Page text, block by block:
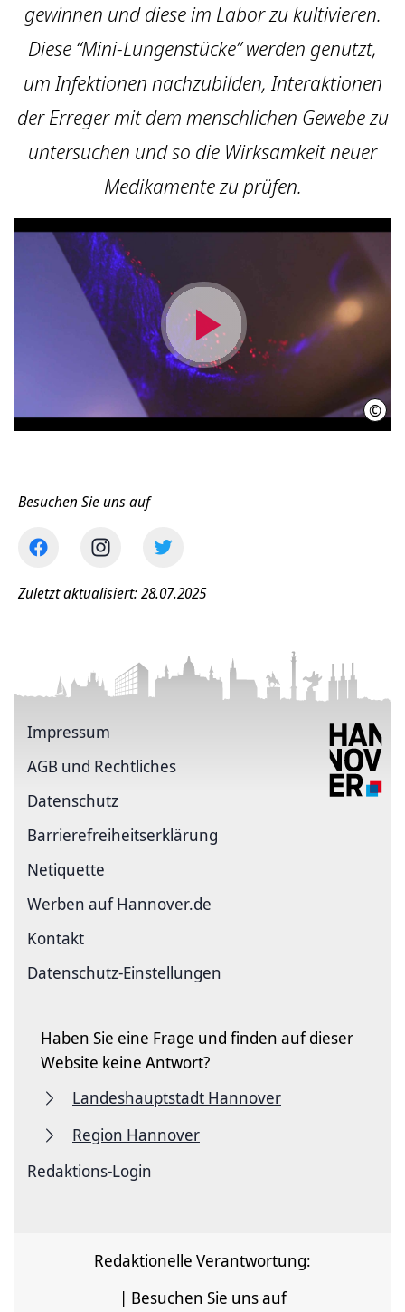
gewinnen und diese im Labor zu kultivieren.
Diese “Mini-Lungenstücke” werden genutzt,
um Infektionen nachzubilden, Interaktionen
der Erreger mit dem menschlichen Gewebe zu
untersuchen und so die Wirksamkeit neuer
Medikamente zu prüfen.
Video
abspielen
©
Besuchen Sie uns auf
Zuletzt aktualisiert: 28.07.2025
Impressum
AGB und Rechtliches
Datenschutz
Barriere­freiheits­erklärung
Netiquette
Werben auf Hannover.de
Kontakt
Datenschutz-Einstellungen
Haben Sie eine Frage und finden auf dieser
Website keine Antwort?
Landeshauptstadt Hannover
Region Hannover
Redaktions-Login
Redaktionelle Verantwortung:
| Besuchen Sie uns auf